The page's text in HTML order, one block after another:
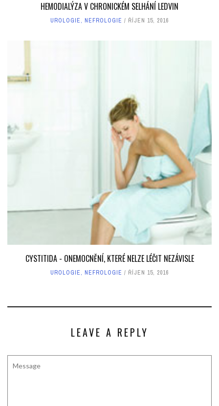
HEMODIALÝZA V CHRONICKÉM SELHÁNÍ LEDVIN
UROLOGIE, NEFROLOGIE ŘÍJEN 15, 2016
CYSTITIDA - ONEMOCNĚNÍ, KTERÉ NELZE LÉČIT NEZÁVISLE
UROLOGIE, NEFROLOGIE ŘÍJEN 15, 2016
LEAVE A REPLY